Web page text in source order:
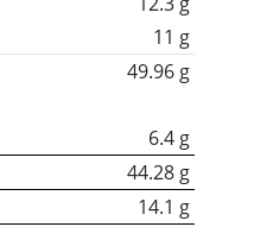
11 g
49.96 g
6.4 g
44.28 g
14.1 g